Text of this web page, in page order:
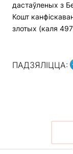
дастаўленых з
Кошт
злотых (каля
ПАДЗЯЛІЦЦА: